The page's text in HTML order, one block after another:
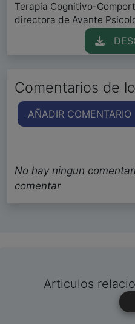
Terapia Cognitivo-
directora de Avante
Comentarios de
AÑADIR COMENTARIO
No hay ningun
comentar
Articulos